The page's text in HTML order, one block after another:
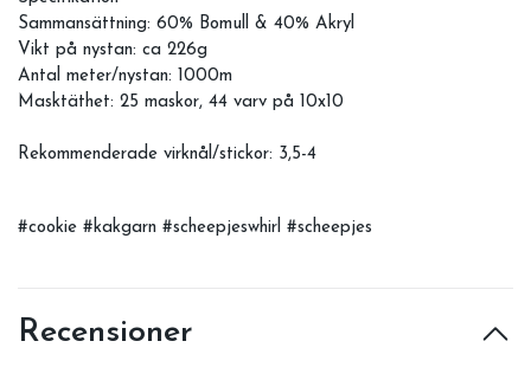
Sammansättning: 60% Bomull & 40% Akryl
Vikt på nystan: ca 226g
Antal meter/nystan: 1000m
Masktäthet: 25 maskor, 44 varv på 10x10
Rekommenderade virknål/stickor: 3,5-4
#cookie #kakgarn #scheepjeswhirl #scheepjes
Recensioner